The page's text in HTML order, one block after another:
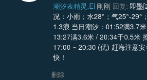
潮汐表精灵.EI 刚刚 回复: 即墨
况：小雨；水28°；气25°-29°
1.3浪 当日潮汐：01:52满3.7
13:27满3.6米 / 20:34干0.5米
17:00 ~ 20:30 (优) 赶海注意
快！
删除